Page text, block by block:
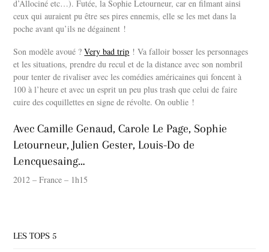
d’Allociné etc…). Futée, la Sophie Letourneur, car en filmant ainsi
ceux qui auraient pu être ses pires ennemis, elle se les met dans la
poche avant qu’ils ne dégainent !
Son modèle avoué ?Very bad trip ! Va falloir bosser les personnages
et les situations, prendre du recul et de la distance avec son nombril
pour tenter de rivaliser avec les comédies américaines qui foncent à
100 à l’heure et avec un esprit un peu plus trash que celui de faire
cuire des coquillettes en signe de révolte. On oublie !
Avec Camille Genaud, Carole Le Page, Sophie
Letourneur, Julien Gester, Louis-Do de
Lencquesaing…
2012 – France – 1h15
LES TOPS 5